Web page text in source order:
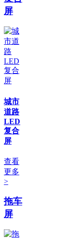
屏
城市
道路
LED
复合
屏
查看
更多
>
拖车
屏